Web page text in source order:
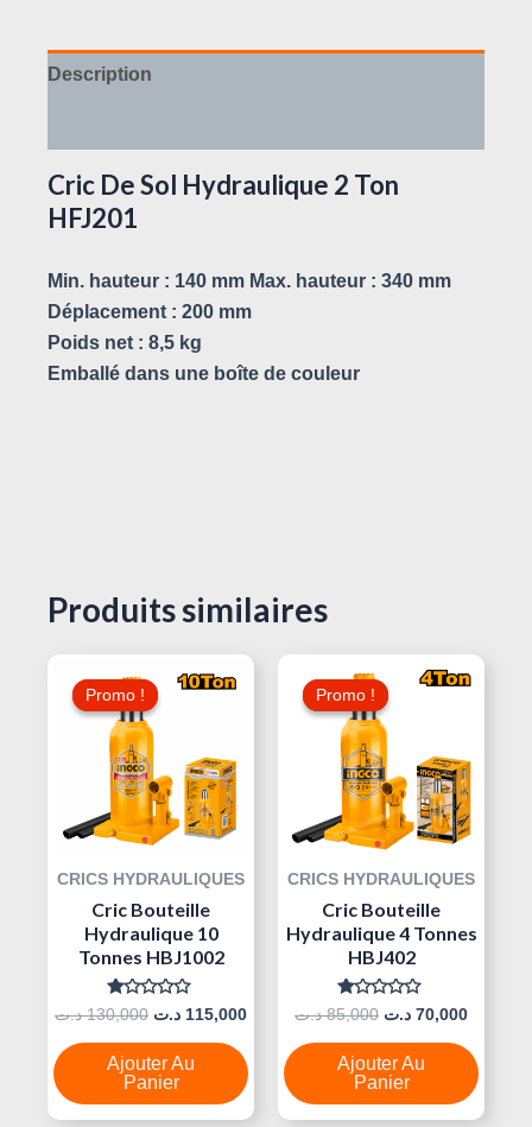
Description
Cric De Sol Hydraulique 2 Ton
HFJ201
Min. hauteur : 140 mm Max. hauteur : 340 mm
Déplacement : 200 mm
Poids net : 8,5 kg
Emballé dans une boîte de couleur
Produits similaires
Promo !
Promo !
CRICS HYDRAULIQUES
Cric Bouteille
Hydraulique 10
Tonnes HBJ1002
Note
0
Sur
5
130,000 د.ت
Prix
Initial
Était :
115,000 د.ت
Le
115,000 د.ت.
Ajouter Au
Panier
Promo !
Promo !
CRICS HYDRAULIQUES
Cric Bouteille
Hydraulique 4 Tonnes
HBJ402
Note
0
Sur
5
85,000 د.ت
Prix
Initial
Était :
70,000 د.ت
Le
Prix
Ajouter Au
Panier